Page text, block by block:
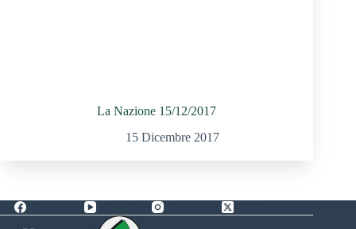
La Nazione 15/12/2017
15 Dicembre 2017
Facebook